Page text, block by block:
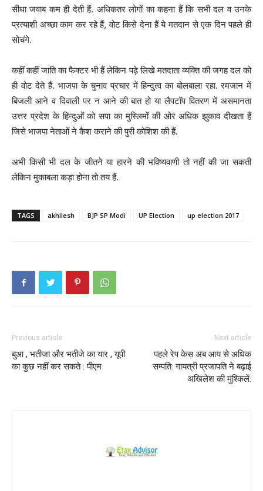
सीधा जवाब कम ही देती हैं. अधिकतर लोगों का कहना हैं कि सभी दल व उनके
प्रत्याशी अच्छा काम कर रहे हैं, वोट किसे देना हैं ये मतदान से एक दिन पहले ही
सोचंगे.
कहीं कहीं जाति का फैक्टर भी हैं लेकिन पढ़े लिखे मतदाता व्यक्ति की जगह दल को
ही वोट देते हैं. भाजपा के चुनाव प्रचार में हिन्दुत्व का बोलबाला रहा. रमजान में
बिजली आने व दिवाली पर न आने की बात हो या लैपटॉप वितरण में असमानता
उत्तर प्रदेश के हिन्दुओं को सपा का मुस्लिमों की ओर अधिक झुकाव दीखता हैं
जिसे भाजपा नेताओं ने कैश कराने की पुरी कोशिश की हैं.
अभी किसी भी दल के जीतने या हारने की भविष्यवाणी तो नहीं की जा सकती
लेकिन मुकाबला कड़ा होना तो तय हैं.
TAGS akhilesh BJP SP Modi UP Election up election 2017
Previous article
बुआ , भतीजा और भतीजे का यार , यूपी
का कुछ नहीं कर सकते : पीएम
Next article
पहले रेप केस अब आय से अधिक
सम्पति: गायत्री प्रजापति ने बढ़ाई
अखिलेश की मुश्किलें.